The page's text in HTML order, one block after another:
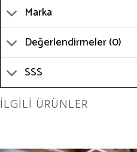
Marka
Değerlendirmeler (0)
SSS
İLGILI ÜRÜNLER